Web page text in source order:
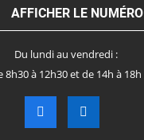
AFFICHER LE NUMÉRO
Du lundi au vendredi :
8h30 à 12h30 et de 14h à 18h